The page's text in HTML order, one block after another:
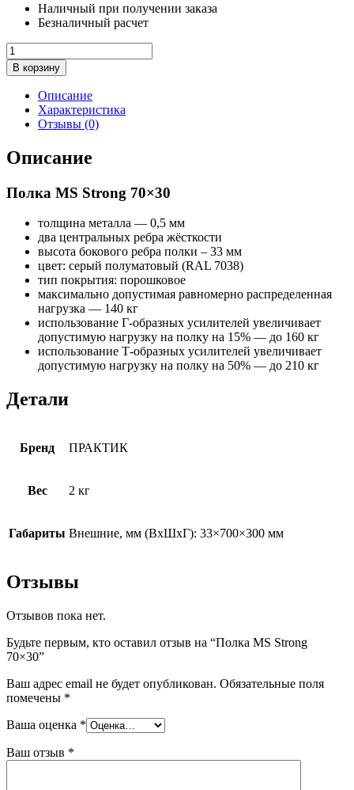
Наличный при получении заказа
Безналичный расчет
Количество
товара
Полка
Strong
70x30
В корзину
Описание
Характеристика
Отзывы (0)
Описание
Полка MS Strong 70×30
толщина металла — 0,5 мм
два центральных ребра жёсткости
высота бокового ребра полки – 33 мм
цвет: серый полуматовый (RAL 7038)
тип покрытия: порошковое
максимально допустимая равномерно распределенная
нагрузка — 140 кг
использование Г-образных усилителей увеличивает
допустимую нагрузку на полку на 15% — до 160 кг
использование Т-образных усилителей увеличивает
допустимую нагрузку на полку на 50% — до 210 кг
Детали
Бренд ПРАКТИК
Вес 2 кг
Габариты Внешние, мм (ВхШхГ): 33×700×300 мм
Отзывы
Отзывов пока нет.
Будьте первым, кто оставил отзыв на “Полка MS Strong
70×30”
Ваш адрес email не будет опубликован. Обязательные поля
помечены *
Ваша оценка *
Ваш отзыв *